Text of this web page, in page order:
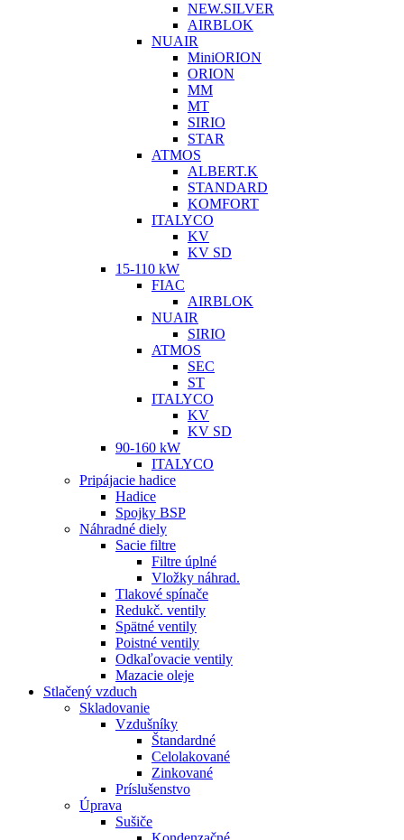
NEW.SILVER
AIRBLOK
NUAIR
MiniORION
ORION
MM
MT
SIRIO
STAR
ATMOS
ALBERT.K
STANDARD
KOMFORT
ITALYCO
KV
KV SD
15-110 kW
FIAC
AIRBLOK
NUAIR
SIRIO
ATMOS
SEC
ST
ITALYCO
KV
KV SD
90-160 kW
ITALYCO
Pripájacie hadice
Hadice
Spojky BSP
Náhradné diely
Sacie filtre
Filtre úplné
Vložky náhrad.
Tlakové spínače
Redukč. ventily
Spätné ventily
Poistné ventily
Odkaľovacie ventily
Mazacie oleje
Stlačený vzduch
Skladovanie
Vzdušníky
Štandardné
Celolakované
Zinkované
Príslušenstvo
Úprava
Sušiče